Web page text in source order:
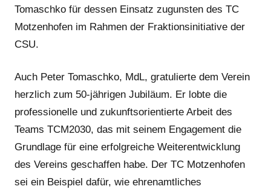
Tomaschko für dessen Einsatz zugunsten des TC
Motzenhofen im Rahmen der Fraktionsinitiative der
CSU.
Auch Peter Tomaschko, MdL, gratulierte dem Verein
herzlich zum 50-jährigen Jubiläum. Er lobte die
professionelle und zukunftsorientierte Arbeit des
Teams TCM2030, das mit seinem Engagement die
Grundlage für eine erfolgreiche Weiterentwicklung
des Vereins geschaffen habe. Der TC Motzenhofen
sei ein Beispiel dafür, wie ehrenamtliches